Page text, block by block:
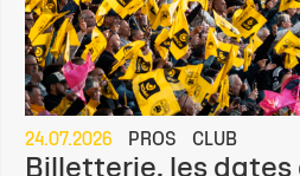
24.07.2026 PROS CLUB
Billetterie, les dates